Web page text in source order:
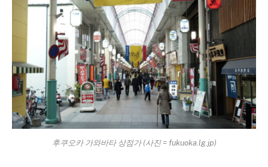
후쿠오카 가와바타 상점가 (사진 = fukuoka.lg.jp)